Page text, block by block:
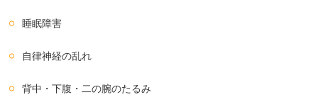
睡眠障害
自律神経の乱れ
背中・下腹・二の腕のたるみ